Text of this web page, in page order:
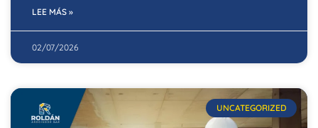
LEE MÁS »
02/07/2026
UNCATEGORIZED